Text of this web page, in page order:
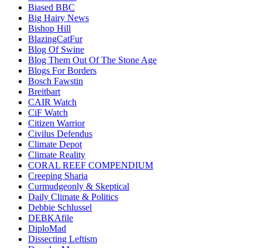
Biased BBC
Big Hairy News
Bishop Hill
BlazingCatFur
Blog Of Swine
Blog Them Out Of The Stone Age
Blogs For Borders
Bosch Fawstin
Breitbart
CAIR Watch
CiF Watch
Citizen Warrior
Civilus Defendus
Climate Depot
Climate Reality
CORAL REEF COMPENDIUM
Creeping Sharia
Curmudgeonly & Skeptical
Daily Climate & Politics
Debbie Schlussel
DEBKAfile
DiploMad
Dissecting Leftism